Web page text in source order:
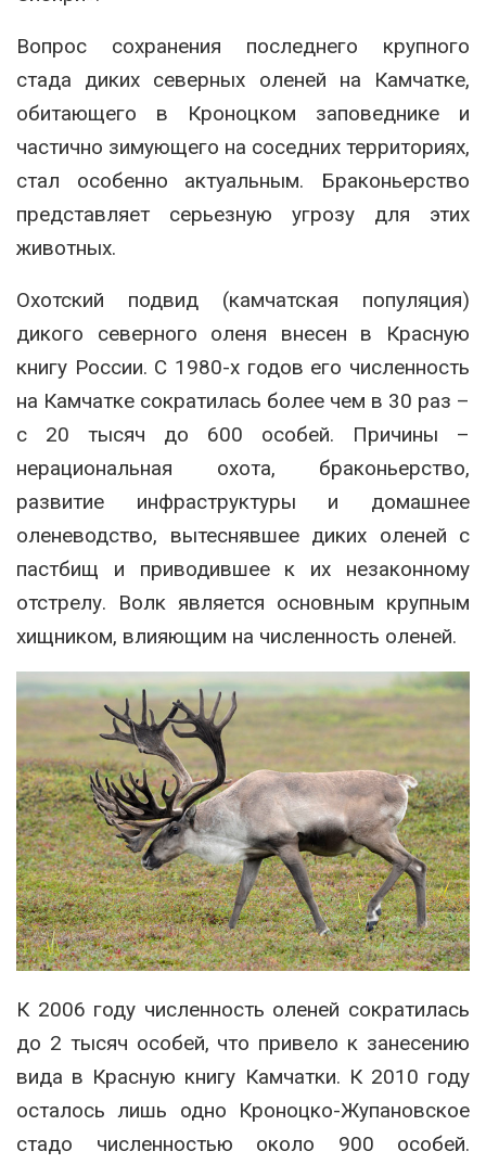
Вопрос сохранения последнего крупного
стада диких северных оленей на Камчатке,
обитающего в Кроноцком заповеднике и
частично зимующего на соседних территориях,
стал особенно актуальным. Браконьерство
представляет серьезную угрозу для этих
животных.
Охотский подвид (камчатская популяция)
дикого северного оленя внесен в Красную
книгу России. С 1980-х годов его численность
на Камчатке сократилась более чем в 30 раз –
с 20 тысяч до 600 особей. Причины –
нерациональная охота, браконьерство,
развитие инфраструктуры и домашнее
оленеводство, вытеснявшее диких оленей с
пастбищ и приводившее к их незаконному
отстрелу. Волк является основным крупным
хищником, влияющим на численность оленей.
К 2006 году численность оленей сократилась
до 2 тысяч особей, что привело к занесению
вида в Красную книгу Камчатки. К 2010 году
осталось лишь одно Кроноцко-Жупановское
стадо численностью около 900 особей.